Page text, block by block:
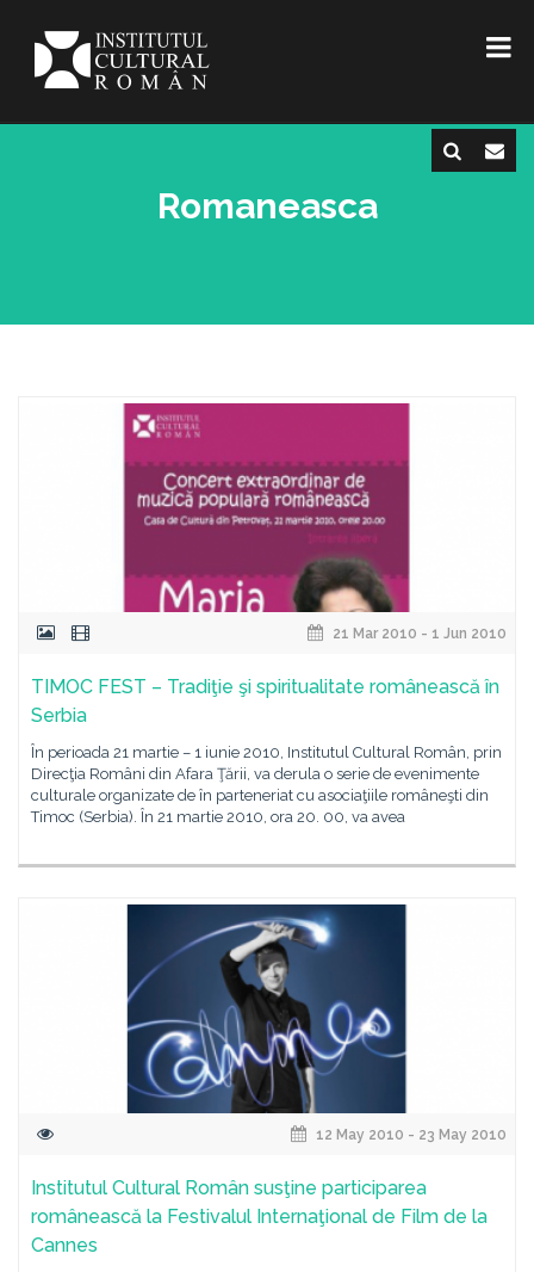
Romaneasca
21 Mar 2010 - 1 Jun 2010
TIMOC FEST – Tradiţie şi spiritualitate românească în
Serbia
În perioada 21 martie – 1 iunie 2010, Institutul Cultural Român, prin
Direcţia Români din Afara Ţării, va derula o serie de evenimente
culturale organizate de în parteneriat cu asociaţiile româneşti din
Timoc (Serbia). În 21 martie 2010, ora 20. 00, va avea
12 May 2010 - 23 May 2010
Institutul Cultural Român susţine participarea
românească la Festivalul Internaţional de Film de la
Cannes